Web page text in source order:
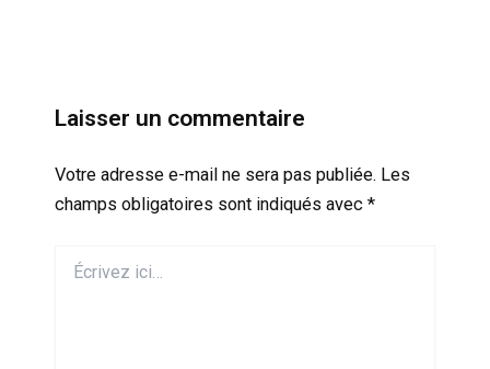
Laisser un commentaire
Votre adresse e-mail ne sera pas publiée. Les
champs obligatoires sont indiqués avec *
ici…